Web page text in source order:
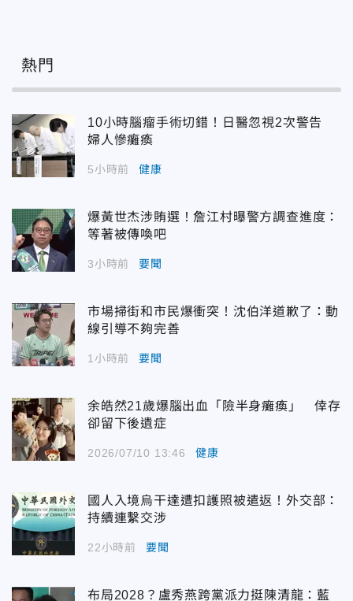
熱門
10小時腦瘤手術切錯！日醫忽視2次警告
婦人慘癱瘓
5小時前 健康
爆黃世杰涉賄選！詹江村曝警方調查進度：
等著被傳喚吧
3小時前 要聞
市場掃街和市民爆衝突！沈伯洋道歉了：動
線引導不夠完善
1小時前 要聞
余皓然21歲爆腦出血「險半身癱瘓」 倖存
卻留下後遺症
2026/07/10 13:46 健康
國人入境烏干達遭扣護照被遣返！外交部：
持續連繫交涉
22小時前 要聞
布局2028？盧秀燕跨黨派力挺陳清龍：藍